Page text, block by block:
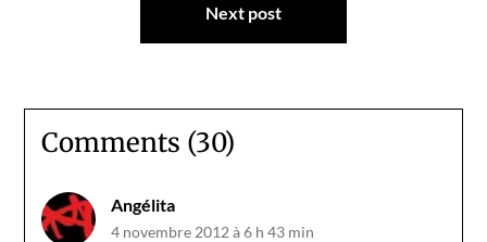
Next post
Comments (30)
Angélita
4 novembre 2012 à 6 h 43 min